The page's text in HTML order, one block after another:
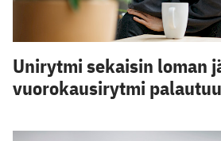
Unirytmi sekaisin loman
vuorokausirytmi palautuu